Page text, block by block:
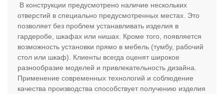
В конструкции предусмотрено наличие нескольких
отверстий в специально предусмотренных местах. Это
позволяет без проблем устанавливать изделия в
гардеробе, шкафах или нишах. Кроме того, появляется
возможность установки прямо в мебель (тумбу, рабочий
стол или шкаф). Клиенты всегда оценят широкое
разнообразие моделей и привлекательность дизайна.
Применение современных технологий и соблюдение
качества производства способствует получению изделия